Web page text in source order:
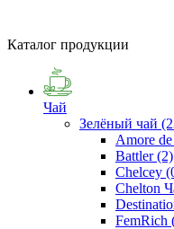
Каталог продукции
Чай
Зелёный чай
Amore
Battler(2)
Chelcey
Chelton
FemRich